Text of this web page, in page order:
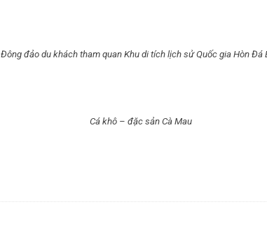
Đông đảo du khách tham quan Khu di tích lịch sử Quốc gia Hòn Đá
Cá khô – đặc sản Cà Mau